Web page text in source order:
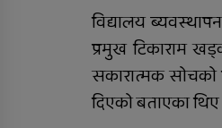
विद्यालय
प्रमुख टिकाराम
सकारात्मक सोचको
दिएको बताएका थिए